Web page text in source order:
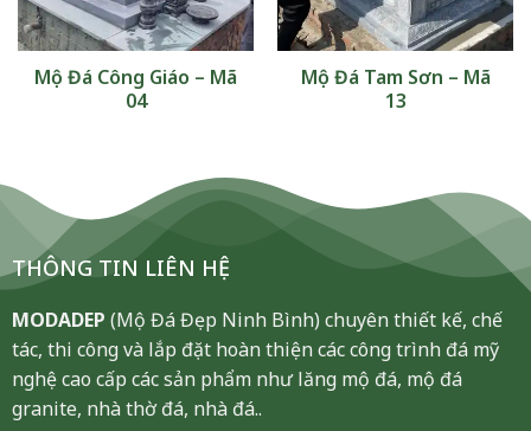
Mộ Đá Công Giáo – Mã
04
Mộ Đá Tam Sơn – Mã
13
THÔNG TIN LIÊN HỆ
MODADEP (Mộ Đá Đẹp Ninh Bình) chuyên thiết kế, chế
tác, thi công và lắp đặt hoàn thiện các công trình đá mỹ
nghệ cao cấp các sản phẩm như lăng mộ đá, mộ đá
granite, nhà thờ đá, nhà đá..